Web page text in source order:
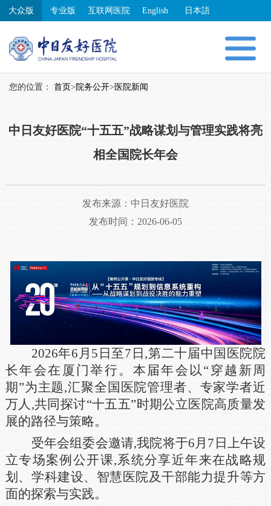
大众版 专业版 互联网医院 English 日本語
您的位置： 首页> 院务公开> 医院新闻
中日友好医院“十五五”战略谋划与管理实践将亮
相全国院长年会
发布来源： 中日友好医院
发布时间：2026-06-05
2026年6月5日至7日,第二十届中国医院院
长年会在厦门举行。本届年会以“穿越新周
期”为主题,汇聚全国医院管理者、专家学者近
万人,共同探讨“十五五”时期公立医院高质量发
展的路径与策略。
受年会组委会邀请,我院将于6月7日上午设
立专场案例公开课,系统分享近年来在战略规
划、学科建设、智慧医院及干部能力提升等方
面的探索与实践。